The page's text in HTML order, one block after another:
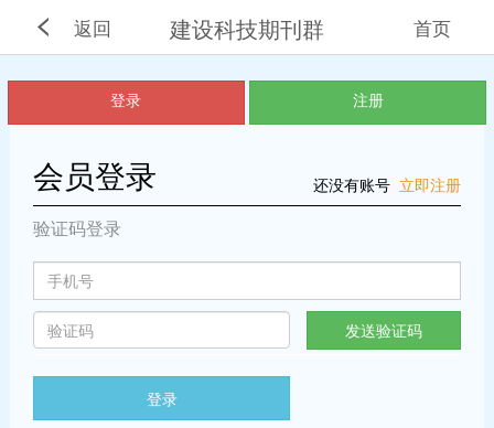
返回 建设科技期刊群 首页
登录 注册
会员登录 还没有账号 立即注册
验证码登录